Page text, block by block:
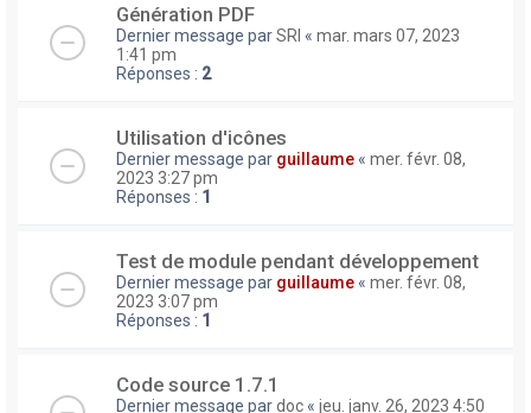
Génération PDF
Dernier message parSRI « mar. mars 07, 2023
1:41 pm
Réponses : 2
Utilisation d'icônes
Dernier message par guillaume « mer. févr. 08,
2023 3:27 pm
Réponses : 1
Test de module pendant développement
Dernier message par guillaume « mer. févr. 08,
2023 3:07 pm
Réponses : 1
Code source 1.7.1
Dernier message pardoc « jeu. janv. 26, 2023 4:50